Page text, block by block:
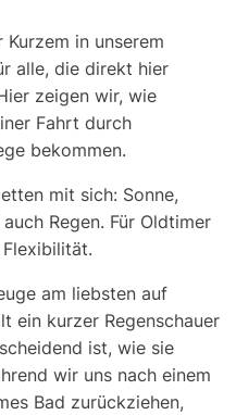
in unserem
alle, die direkt hier
zeigen wir, wie
Fahrt durch
bekommen.
mit sich: Sonne,
Regen. Für Oldtimer
am liebsten auf
ein kurzer Regenschauer
ist, wie sie
wir uns nach einem
Bad zurückziehen,